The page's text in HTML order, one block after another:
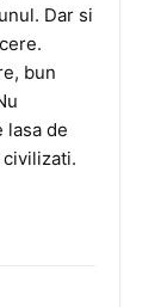
Dar si
bun
lasa de